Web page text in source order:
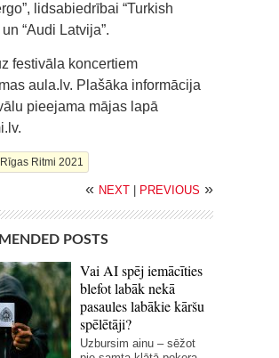
lidsabiedrībai “Turkish
“Audi Latvija”.
festivāla koncertiem
aula.lv. Plašāka informācija
pieejama mājas lapā
Rīgas Ritmi 2021
« NEXT PREVIOUS »
POSTS
Vai AI spēj iemācīties
blefot labāk nekā
pasaules labākie kāršu
spēlētāji?
Uzbursim ainu – sēžot